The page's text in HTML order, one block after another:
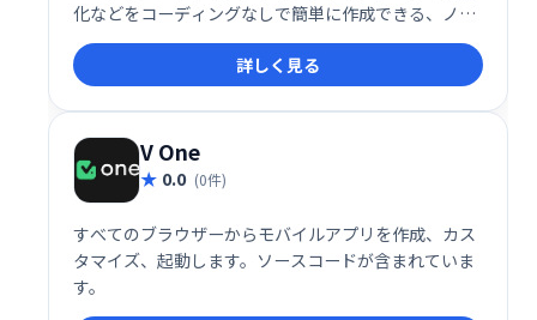
化などをコーディングなしで簡単に作成できる、ノー
コードのアプリケーション開発プラットフォームで
す。
詳しく見る
V One
0.0 (0件)
すべてのブラウザーからモバイルアプリを作成、カス
タマイズ、起動します。ソースコードが含まれていま
す。